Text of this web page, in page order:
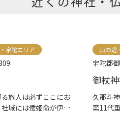
宇陀エリア
旅人は必ずここにお
域には倭姫命が伊
山の辺
宇陀郡
御杖
久那斗
第11代